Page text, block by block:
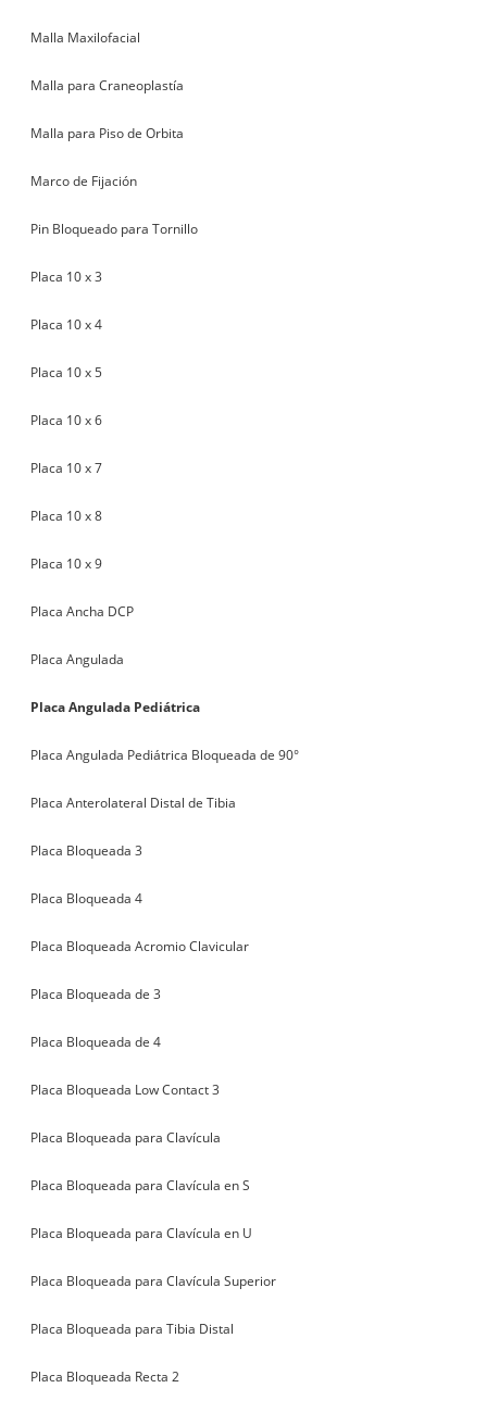
Malla Maxilofacial
Malla para Craneoplastía
Malla para Piso de Orbita
Marco de Fijación
Pin Bloqueado para Tornillo
Placa 10 x 3
Placa 10 x 4
Placa 10 x 5
Placa 10 x 6
Placa 10 x 7
Placa 10 x 8
Placa 10 x 9
Placa Ancha DCP
Placa Angulada
Placa Angulada Pediátrica
Placa Angulada Pediátrica Bloqueada de 90°
Placa Anterolateral Distal de Tibia
Placa Bloqueada 3
Placa Bloqueada 4
Placa Bloqueada Acromio Clavicular
Placa Bloqueada de 3
Placa Bloqueada de 4
Placa Bloqueada Low Contact 3
Placa Bloqueada para Clavícula
Placa Bloqueada para Clavícula en S
Placa Bloqueada para Clavícula en U
Placa Bloqueada para Clavícula Superior
Placa Bloqueada para Tibia Distal
Placa Bloqueada Recta 2